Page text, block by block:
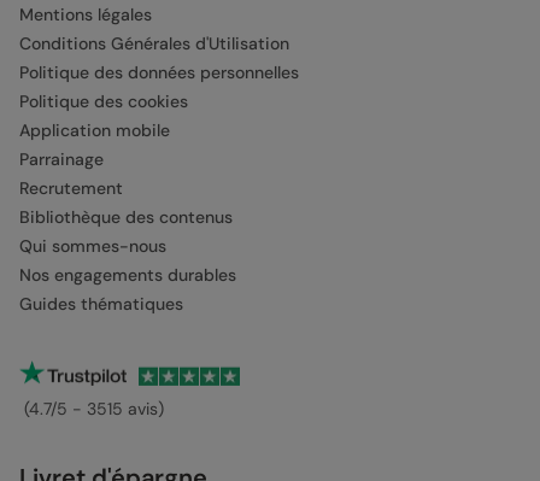
Mentions légales
Conditions Générales d'Utilisation
Politique des données personnelles
Politique des cookies
Application mobile
Parrainage
Recrutement
Bibliothèque des contenus
Qui sommes-nous
Nos engagements durables
Guides thématiques
(4.7/5 - 3515 avis)